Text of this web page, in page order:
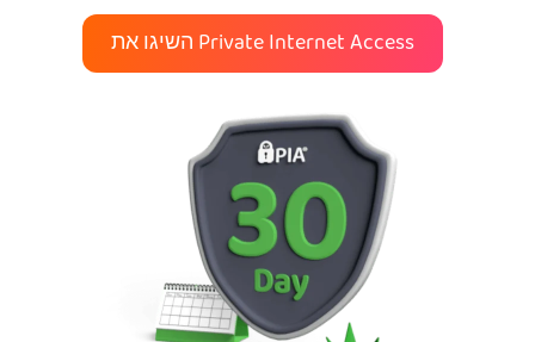
השיגו את Private Internet Access